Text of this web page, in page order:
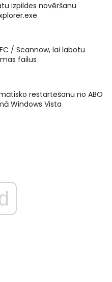
izpildes novēršanu
/ Scannow, lai labotu
failus
restartēšanu no ABO
Windows Vista